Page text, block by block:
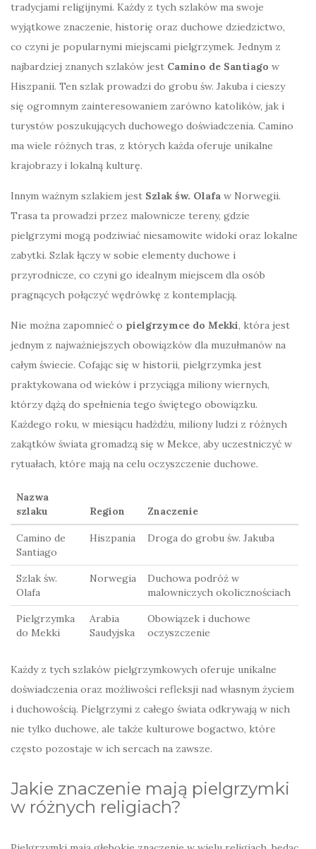
tradycjami religijnymi. Każdy z tych szlaków ma swoje
wyjątkowe znaczenie, historię oraz duchowe dziedzictwo,
co czyni je popularnymi miejscami pielgrzymek. Jednym z
najbardziej znanych szlaków jest Camino de Santiago w
Hiszpanii. Ten szlak prowadzi do grobu św. Jakuba i cieszy
się ogromnym zainteresowaniem zarówno katolików, jak i
turystów poszukujących duchowego doświadczenia. Camino
ma wiele różnych tras, z których każda oferuje unikalne
krajobrazy i lokalną kulturę.
Innym ważnym szlakiem jest Szlak św. Olafa w Norwegii.
Trasa ta prowadzi przez malownicze tereny, gdzie
pielgrzymi mogą podziwiać niesamowite widoki oraz lokalne
zabytki. Szlak łączy w sobie elementy duchowe i
przyrodnicze, co czyni go idealnym miejscem dla osób
pragnących połączyć wędrówkę z kontemplacją.
Nie można zapomnieć o pielgrzymce do Mekki, która jest
jednym z najważniejszych obowiązków dla muzułmanów na
całym świecie. Cofając się w historii, pielgrzymka jest
praktykowana od wieków i przyciąga miliony wiernych,
którzy dążą do spełnienia tego świętego obowiązku.
Każdego roku, w miesiącu hadżdżu, miliony ludzi z różnych
zakątków świata gromadzą się w Mekce, aby uczestniczyć w
rytuałach, które mają na celu oczyszczenie duchowe.
Nazwa
szlaku
Region Znaczenie
Camino de
Santiago
Hiszpania Droga do grobu św. Jakuba
Szlak św.
Olafa
Norwegia
Duchowa podróż w
malowniczych okolicznościach
Pielgrzymka
do Mekki
Arabia
Saudyjska
Obowiązek i duchowe
oczyszczenie
Każdy z tych szlaków pielgrzymkowych oferuje unikalne
doświadczenia oraz możliwości refleksji nad własnym życiem
i duchowością. Pielgrzymi z całego świata odkrywają w nich
nie tylko duchowe, ale także kulturowe bogactwo, które
często pozostaje w ich sercach na zawsze.
Jakie znaczenie mają pielgrzymki
w różnych religiach?